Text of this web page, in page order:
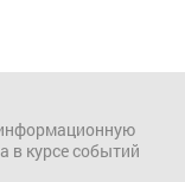
в курсе событий